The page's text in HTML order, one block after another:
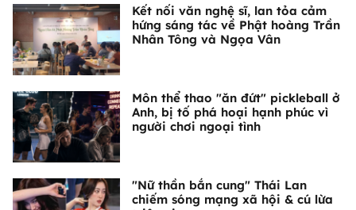
Kết nối văn nghệ sĩ, lan tỏa cảm
hứng sáng tác về Phật hoàng Trần
Nhân Tông và Ngọa Vân
Môn thể thao "ăn đứt" pickleball ở
Anh, bị tố phá hoại hạnh phúc vì
người chơi ngoại tình
"Nữ thần bắn cung" Thái Lan
chiếm sóng mạng xã hội & cú lừa